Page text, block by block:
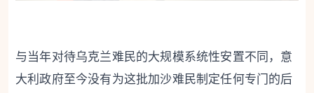
与当年对待乌克兰难民的大规模系统性安置不同，意
大利政府至今没有为这批加沙难民制定任何专门的后